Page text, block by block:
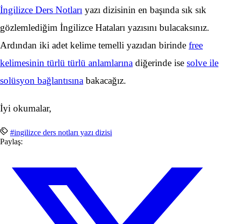
İngilizce Ders Notları yazı dizisinin en başında sık sık
gözlemlediğim İngilizce Hataları yazısını bulacaksınız.
Ardından iki adet kelime temelli yazıdan birinde free
kelimesinin türlü türlü anlamlarına diğerinde ise solve ile
solüsyon bağlantısına bakacağız.
İyi okumalar,
#ingilizce ders notları yazı dizisi
Paylaş: